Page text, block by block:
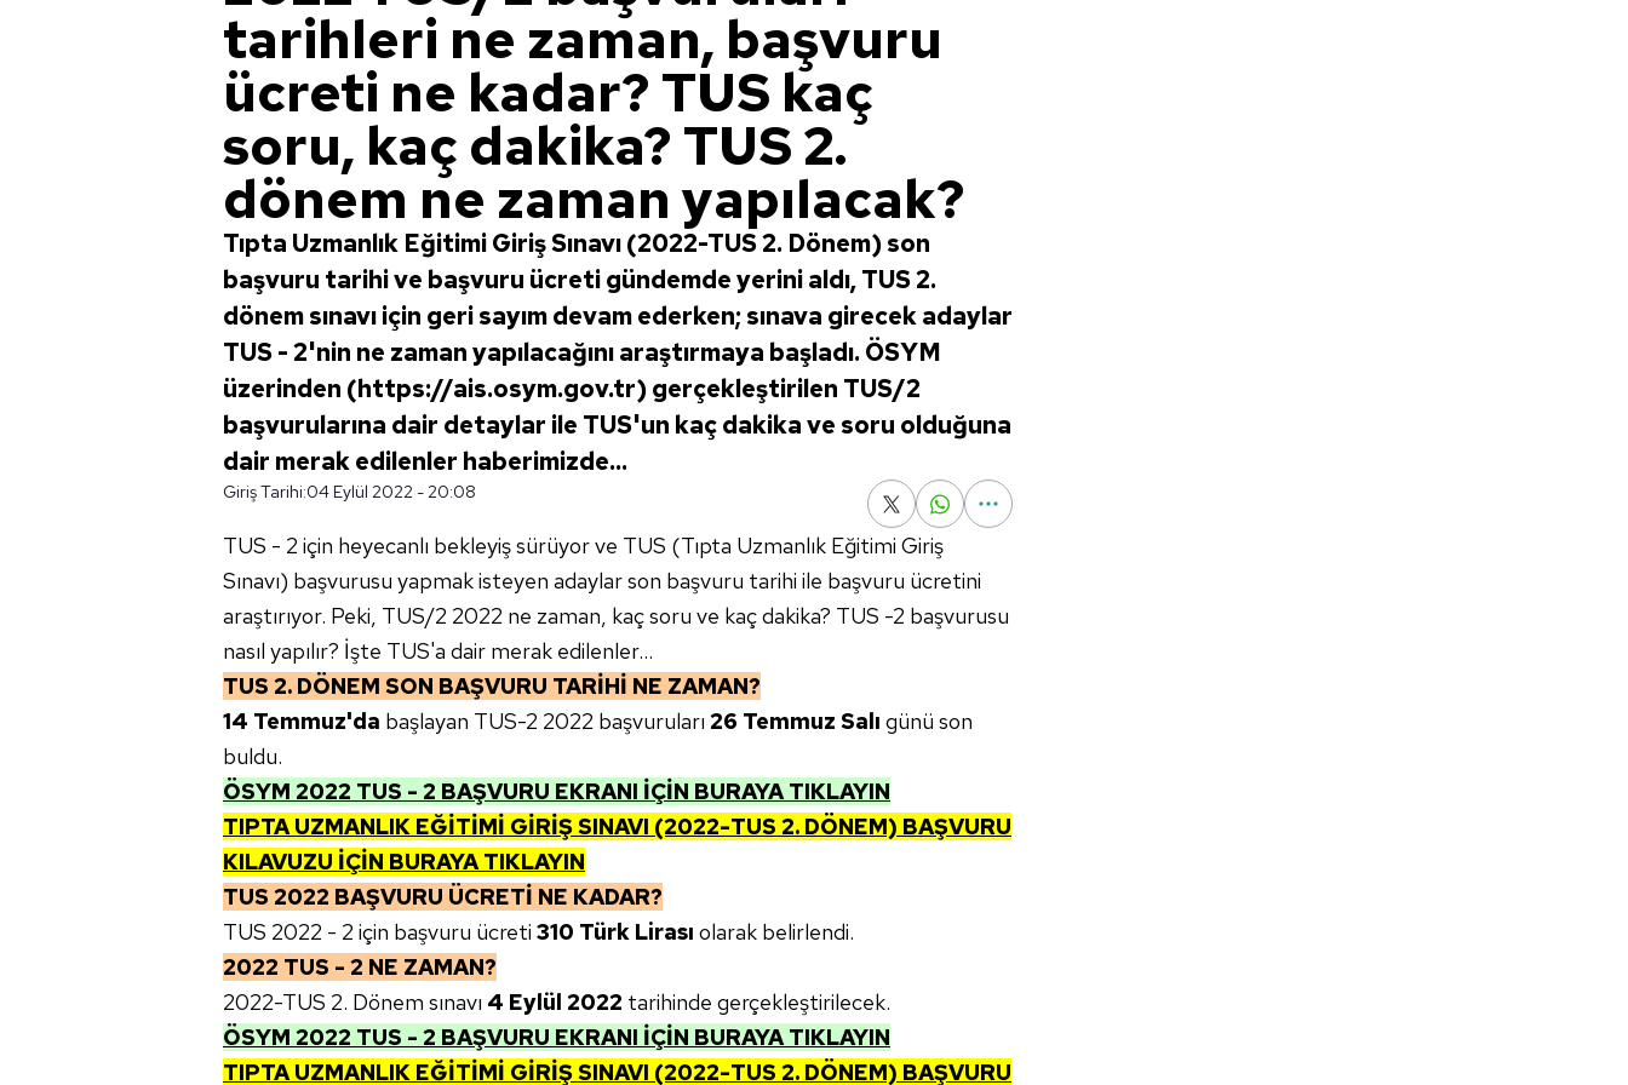
tarihleri ne zaman, başvuru
ücreti ne kadar? TUS kaç
soru, kaç dakika? TUS 2.
dönem ne zaman yapılacak?
Tıpta Uzmanlık Eğitimi Giriş Sınavı (2022-TUS 2. Dönem) son
başvuru tarihi ve başvuru ücreti gündemde yerini aldı, TUS 2.
dönem sınavı için geri sayım devam ederken; sınava girecek adaylar
TUS - 2'nin ne zaman yapılacağını araştırmaya başladı. ÖSYM
üzerinden (https://ais.osym.gov.tr) gerçekleştirilen TUS/2
başvurularına dair detaylar ile TUS'un kaç dakika ve soru olduğuna
dair merak edilenler haberimizde...
Giriş Tarihi:04 Eylül 2022 - 20:08
TUS - 2 için heyecanlı bekleyiş sürüyor ve TUS (Tıpta Uzmanlık Eğitimi Giriş
Sınavı) başvurusu yapmak isteyen adaylar son başvuru tarihi ile başvuru ücretini
araştırıyor. Peki, TUS/2 2022 ne zaman, kaç soru ve kaç dakika? TUS -2 başvurusu
nasıl yapılır? İşte TUS'a dair merak edilenler...
TUS 2. DÖNEM SON BAŞVURU TARİHİ NE ZAMAN?
14 Temmuz'da başlayan TUS-2 2022 başvuruları 26 Temmuz Salı günü son
buldu.
ÖSYM 2022 TUS - 2 BAŞVURU EKRANI İÇİN BURAYA TIKLAYIN
TIPTA UZMANLIK EĞİTİMİ GİRİŞ SINAVI (2022-TUS 2. DÖNEM) BAŞVURU
KILAVUZU İÇİN BURAYA TIKLAYIN
TUS 2022 BAŞVURU ÜCRETİ NE KADAR?
TUS 2022 - 2 için başvuru ücreti 310 Türk Lirası olarak belirlendi.
2022 TUS - 2 NE ZAMAN?
2022-TUS 2. Dönem sınavı 4 Eylül 2022 tarihinde gerçekleştirilecek.
ÖSYM 2022 TUS - 2 BAŞVURU EKRANI İÇİN BURAYA TIKLAYIN
TIPTA UZMANLIK EĞİTİMİ GİRİŞ SINAVI (2022-TUS 2. DÖNEM) BAŞVURU